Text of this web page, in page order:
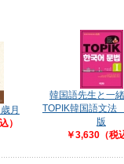
月
）
韓国語先生と一
TOPIK韓国語文
版
￥3,630（税